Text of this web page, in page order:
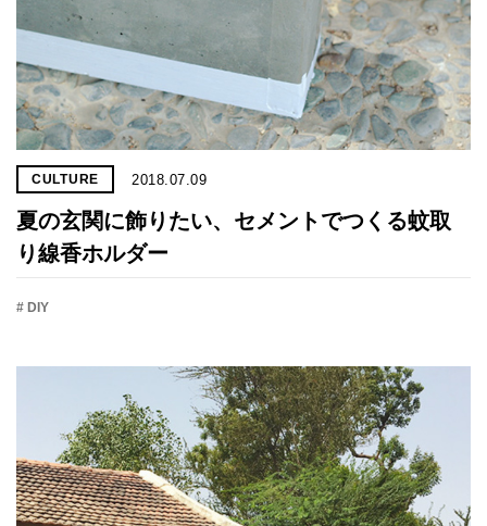
CULTURE 2018.07.09
夏の玄関に飾りたい、セメントでつくる蚊取
り線香ホルダー
# DIY